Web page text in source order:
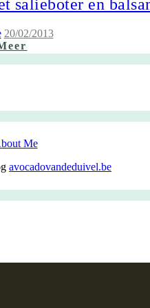
salieboter en
20/02/2013
avocadovandeduivel.be